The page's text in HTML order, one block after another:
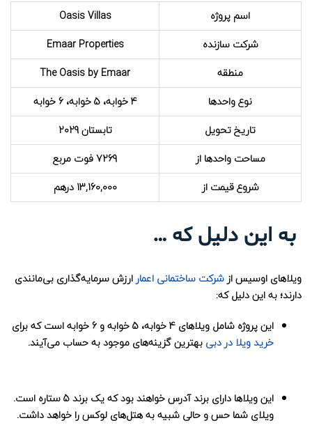
اسم پروژه
Oasis Villas
شرکت سازنده
Emaar Properties
منطقه
The Oasis by Emaar
نوع واحدها
4 خوابه، 5 خوابه، 6 خوابه
تاریخ تحویل
تابستان 2029
مساحت واحدها از
7269 فوت مربع
شروع قیمت از
13,160,000 درهم
به این دلیل که …
ویلاهای اوسیس ازشرکت ساختمانی اعمارارزش سرمایه‌گذاری بی‌مانندی
دارند؛ به این دلیل که:
این پروژه شامل ویلاهای 4 خوابه، 5 خوابه و 6 خوابه است که برای
خرید ویلا در دبی بهترین گزینه‌های موجود به حساب می‌آیند.
این ویلاها دارای برند آدرس خواهند بود که یک برند 5 ستاره است.
ویلای شما حس و حالی شبیه به هتل‌های لوکس را خواهد داشت.